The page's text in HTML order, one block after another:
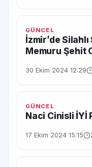
GÜNCEL
İzmir’de
Memuru Şehit
30 Ekim 2024 12:29
GÜNCEL
Naci Cinisli İYİ
17 Ekim 2024 15:15